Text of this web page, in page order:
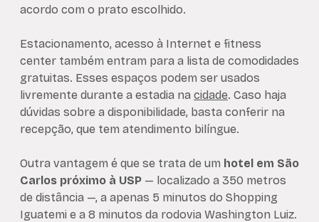
acordo com o prato escolhido.
Estacionamento, acesso à Internet e fitness
center também entram para a lista de comodidades
gratuitas. Esses espaços podem ser usados
livremente durante a estadia na cidade. Caso haja
dúvidas sobre a disponibilidade, basta conferir na
recepção, que tem atendimento bilíngue.
Outra vantagem é que se trata de um hotel em São
Carlos próximo à USP — localizado a 350 metros
de distância —, a apenas 5 minutos do Shopping
Iguatemi e a 8 minutos da rodovia Washington Luiz.